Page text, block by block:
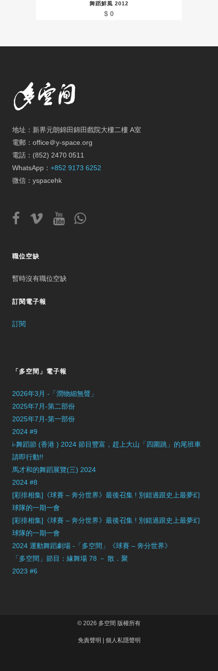
舞蹈鮮風 2012
$ 0
地址：新界元朗錦田錦田戲院大樓二樓 A室
電郵：office＠y-space.org
電話：(852) 2470 0511
WhatsApp： +852 9173 6252
微信：yspacehk
職位空缺
暫時沒有職位空缺
訂閱電子報
訂閱
「多空間」電子報
2026年3月 -「潤物細無聲」
2025年7月-第二部份
2025年7月-第一部份
2024 #9
i-舞蹈節 (香港 ) 2024 節目豐富，趕上大山「四圍跳」的尾班車
請即行動!!
馬才和的舞蹈展覽(三) 2024
2024 #8
[彩排相集]《球賽 – 奔分世界》最後召集 ! 別錯過跟史上最夢幻
球隊的一期一會
[彩排相集]《球賽 – 奔分世界》最後召集 ! 別錯過跟史上最夢幻
球隊的一期一會
2024 運動舞蹈劇場 -「多空間」《球賽 – 奔分世界》
「多空間」節目：緣舞場 78 － 散．聚
2023 #6
© 2026 多空間 版權所有
免責聲明 個人私隱聲明